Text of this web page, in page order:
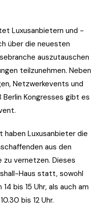
Luxusanbietern und -
über die neuesten
auszutauschen
teilzunehmen. Neben
Netzwerkevents und
Berlin Kongresses gibt es
haben Luxusanbieter die
aus den
zu vernetzen. Dieses
Haus statt, sowohl
bis 15 Uhr, als auch am
bis 12 Uhr.